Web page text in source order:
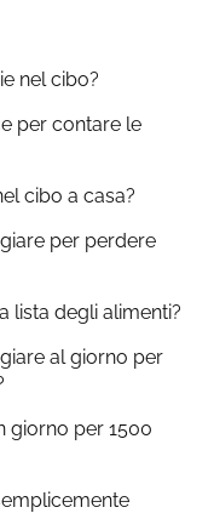
nel cibo?
per contare le
cibo a casa?
per perdere
lista degli alimenti?
al giorno per
giorno per 1500